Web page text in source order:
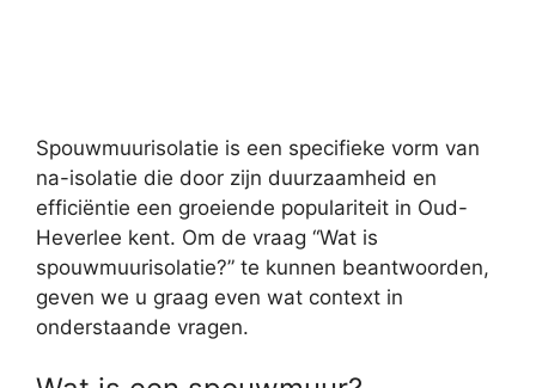
Spouwmuurisolatie is een specifieke vorm van
na-isolatie die door zijn duurzaamheid en
efficiëntie een groeiende populariteit in Oud-
Heverlee kent. Om de vraag “Wat is
spouwmuurisolatie?” te kunnen beantwoorden,
geven we u graag even wat context in
onderstaande vragen.